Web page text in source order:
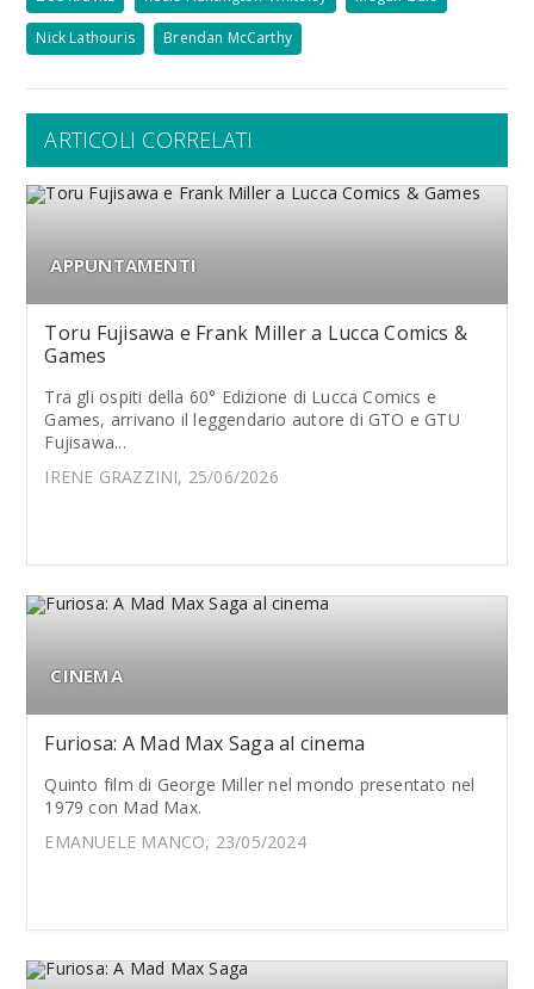
Nick Lathouris Brendan McCarthy
ARTICOLI CORRELATI
APPUNTAMENTI
Toru Fujisawa e Frank Miller a Lucca Comics &
Games
Tra gli ospiti della 60° Edizione di Lucca Comics e
Games, arrivano il leggendario autore di GTO e GTU
Fujisawa...
IRENE GRAZZINI, 25/06/2026
CINEMA
Furiosa: A Mad Max Saga al cinema
Quinto film di George Miller nel mondo presentato nel
1979 con Mad Max.
EMANUELE MANCO, 23/05/2024